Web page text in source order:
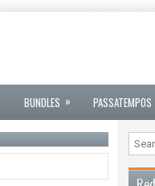
BUNDLES » PASSATEMPOS